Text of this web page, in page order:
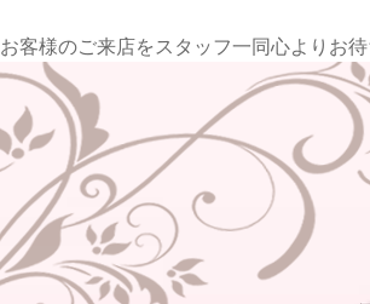
お客様のご来店をスタッフ一同心よりお待